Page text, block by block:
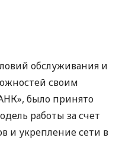
обслуживания и
своим
было принято
работы за счет
и укрепление сети в